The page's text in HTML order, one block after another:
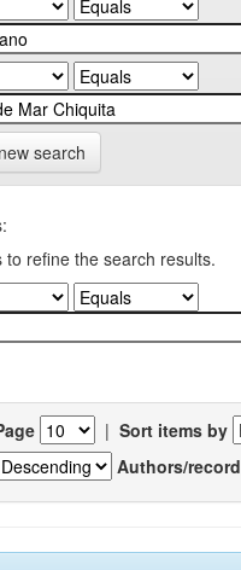
search
to refine the search results.
| Sort items by
Authors/record